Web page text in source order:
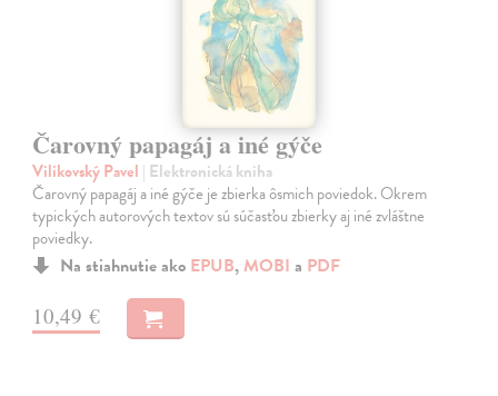
Čarovný papagáj a iné gýče
Vilikovský Pavel | Elektronická kniha
Čarovný papagáj a iné gýče je zbierka ôsmich poviedok. Okrem
typických autorových textov sú súčasťou zbierky aj iné zvláštne
poviedky.
Na stiahnutie ako EPUB, MOBI a PDF
10,49 €